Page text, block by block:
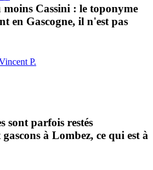
Cassini : le toponyme
en Gascogne, il n'est pas
P.
sont parfois restés
à Lombez, ce qui est à